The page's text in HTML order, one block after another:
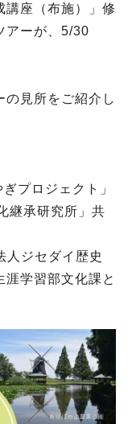
講座（布施）」修
アーが、5/30
の見所をご紹介し
プロジェクト」
継承研究所」共
人ジセダイ歴史
学習部文化課と